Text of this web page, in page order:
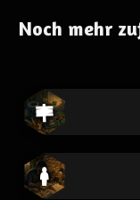
Noch mehr